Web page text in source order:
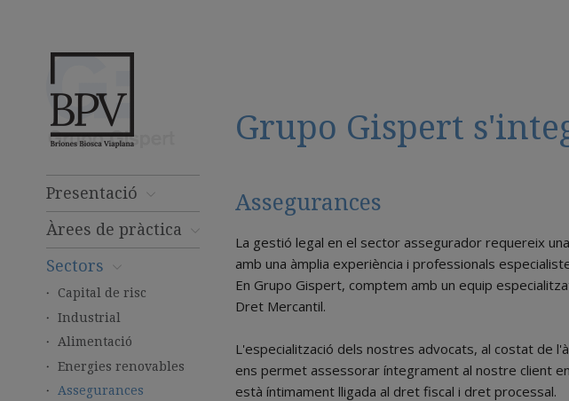
Grupo Gispert
Presentació
Àrees de pràctica
Sectors
Capital de risc
Industrial
Alimentació
Energies renovables
Assegurances
Assegurances
La gestió legal en el sector assegurador requereix
amb una àmplia experiència i professionals
En Grupo Gispert, comptem amb un equip
Dret Mercantil.
L'especialització dels nostres advocats, al costat de
ens permet assessorar íntegrament al nostre client
està íntimament lligada al dret fiscal i dret processal.